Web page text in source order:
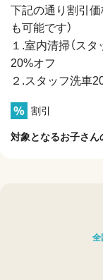
下記の通り割引価
も可能です）
１.室内清掃（ス
20%オフ
２.スタッフ洗車
割引
対象となるお子さん
全